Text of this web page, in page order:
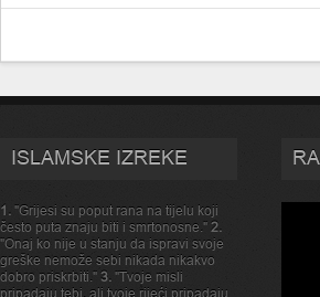
ISLAMSKE IZREKE
1. "Grijesi su poput rana na tijelu koji
često puta znaju biti i smrtonosne." 2.
"Onaj ko nije u stanju da ispravi svoje
greške nemože sebi nikada nikakvo
dobro priskrbiti." 3. "Tvoje misli
pripadaju tebi, ali tvoje rijeći pripadaju